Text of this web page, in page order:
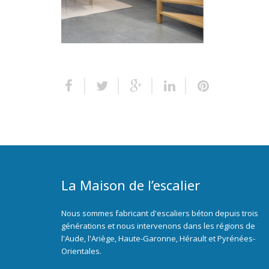
La Maison de l’escalier
Nous sommes fabricant d'escaliers béton depuis trois
générations et nous intervenons dans les régions de
l'Aude, l'Ariège, Haute-Garonne, Hérault et Pyrénées-
Orientales.